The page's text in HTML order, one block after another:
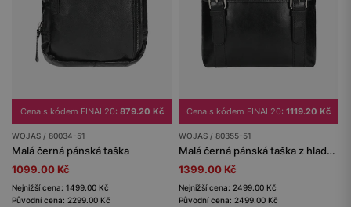
Cena s kódem FINAL20: 879.20 Kč
WOJAS / 80034-51
Malá černá pánská taška
1099.00 Kč
Nejnižší cena: 1499.00 Kč
Původní cena: 2299.00 Kč
Cena s kódem FINAL20: 1119.20 Kč
WOJAS / 80355-51
Malá černá pánská taška z hladké kůže
1399.00 Kč
Nejnižší cena: 2499.00 Kč
Původní cena: 2499.00 Kč